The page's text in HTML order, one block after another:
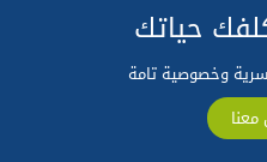
حياتك
وخصوصية تامة